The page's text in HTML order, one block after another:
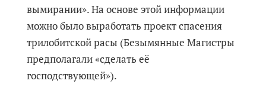
вымирании». На основе этой информации
можно было выработать проект спасения
трилобитской расы (Безымянные Магистры
предполагали «сделать её
господствующей»).